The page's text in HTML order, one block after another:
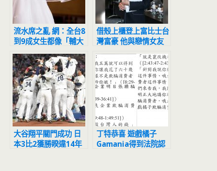
流水席之亂 網：全台8
到9成女生都像「輔大
陳若儀」
借殼上櫃登上富比士台
灣富豪 他與戀情女友
賴英里投資「騰達航
空」已歇業
大谷翔平關門成功 日
本3比2獲勝睽違14年
丁特恭喜 遊戲橘子
Gamania得到法院認